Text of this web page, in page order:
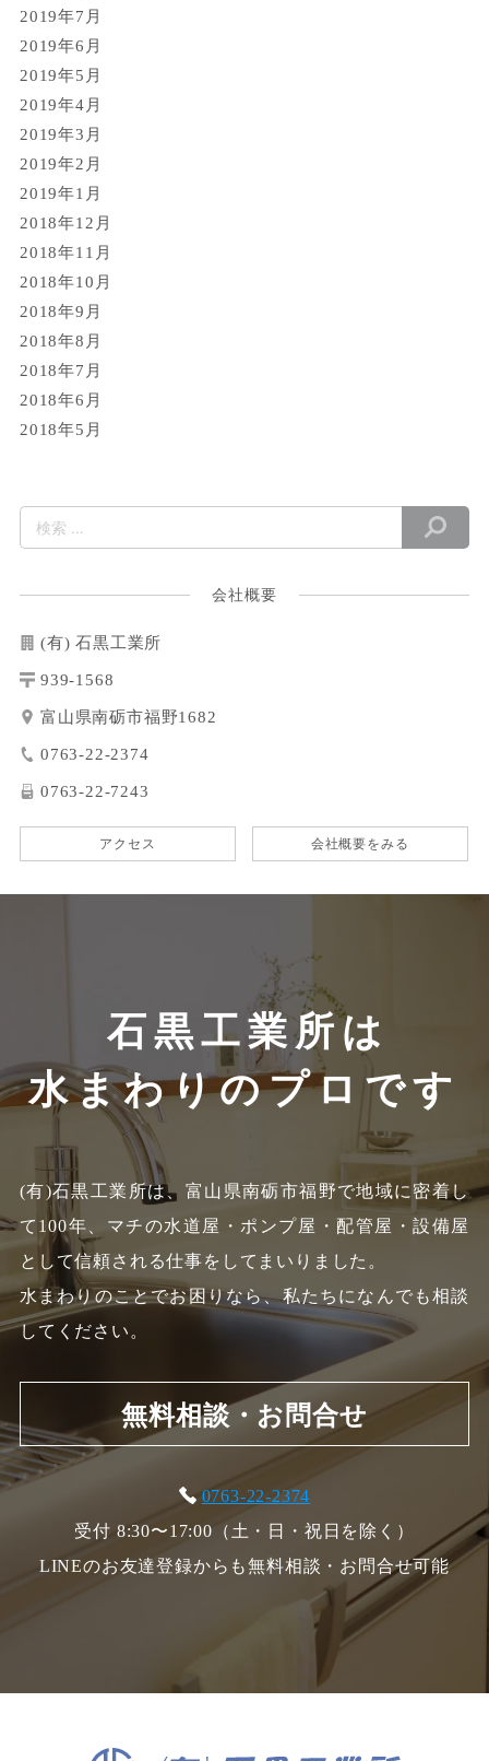
2019年7月
2019年6月
2019年5月
2019年4月
2019年3月
2019年2月
2019年1月
2018年12月
2018年11月
2018年10月
2018年9月
2018年8月
2018年7月
2018年6月
2018年5月
会社概要
(有) 石黒工業所
939-1568
富山県南砺市福野1682
0763-22-2374
0763-22-7243
アクセス 会社概要をみる
石黒工業所は
水まわりのプロです
(有)石黒工業所は、富山県南砺市福野で地域に密着し
て100年、 マチの水道屋・ポンプ屋・配管屋・設備屋
として信頼される仕事をしてまいりました。
水まわりのことでお困りなら、私たちになんでも相談
してください。
無料相談・お問合せ
0763-22-2374
受付 8:30〜17:00（土・日・祝日を除く）
LINEのお友達登録からも無料相談・お問合せ可能